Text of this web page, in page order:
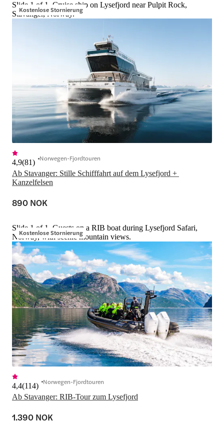
Kostenlose Stornierung
Slide 1 of 1, Cruise ship on Lysefjord near Pulpit Rock,
Stavanger, Norway.
Ab Stavanger: Stille Schifffahrt auf dem Lysefjord +
Kanzelfelsen
4,9(81) Norwegen-Fjordtouren
890 NOK
Kostenlose Stornierung
Slide 1 of 1, Guests on a RIB boat during Lysefjord Safari,
Norway, with scenic mountain views.
Ab Stavanger: RIB-Tour zum Lysefjord
4,4(114) Norwegen-Fjordtouren
1.390 NOK